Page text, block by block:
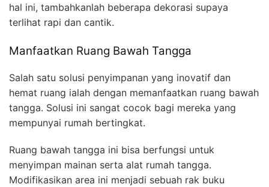
hal ini, tambahkanlah beberapa dekorasi supaya
terlihat rapi dan cantik.
Manfaatkan Ruang Bawah Tangga
Salah satu solusi penyimpanan yang inovatif dan
hemat ruang ialah dengan memanfaatkan ruang bawah
tangga. Solusi ini sangat cocok bagi mereka yang
mempunyai rumah bertingkat.
Ruang bawah tangga ini bisa berfungsi untuk
menyimpan mainan serta alat rumah tangga.
Modifikasikan area ini menjadi sebuah rak buku